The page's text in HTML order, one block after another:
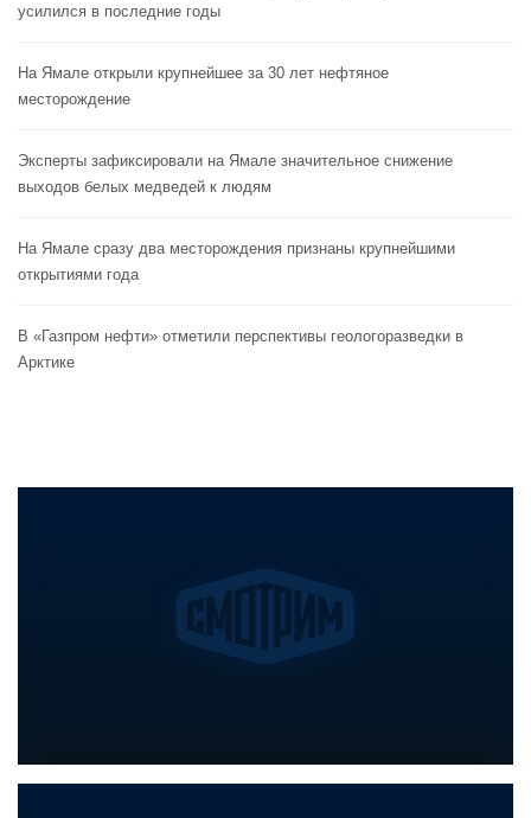
усилился в последние годы
На Ямале открыли крупнейшее за 30 лет нефтяное
месторождение
Эксперты зафиксировали на Ямале значительное снижение
выходов белых медведей к людям
На Ямале сразу два месторождения признаны крупнейшими
открытиями года
В «Газпром нефти» отметили перспективы геологоразведки в
Арктике